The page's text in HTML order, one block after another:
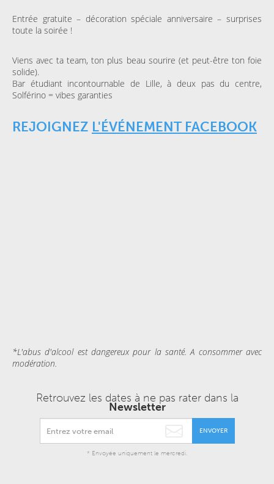
Entrée gratuite – décoration spéciale anniversaire – surprises
toute la soirée !
Viens avec ta team, ton plus beau sourire (et peut-être ton foie
solide).
Bar étudiant incontournable de Lille, à deux pas du centre,
Solférino = vibes garanties
REJOIGNEZ L'ÉVÉNEMENT FACEBOOK
*L'abus d'alcool est dangereux pour la santé. A consommer avec
modération.
Retrouvez les dates à ne pas rater dans la
Newsletter
ENVOYER
* Envoyée uniquement le mercredi.